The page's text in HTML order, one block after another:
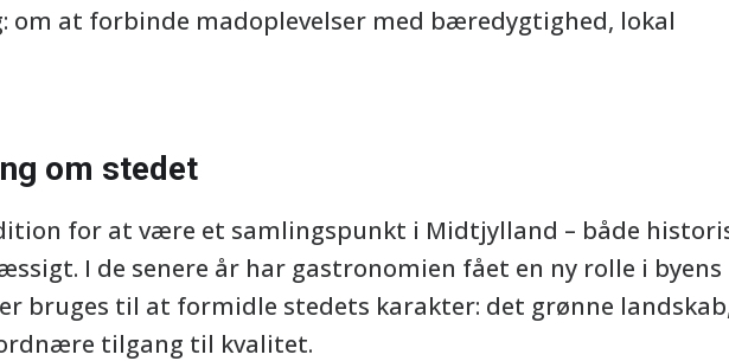
om at forbinde madoplevelser med bæredygtighed, lokal
om stedet
for at være et samlingspunkt i Midtjylland – både
I de senere år har gastronomien fået en ny rolle i byens
bruges til at formidle stedets karakter: det grønne
tilgang til kvalitet.